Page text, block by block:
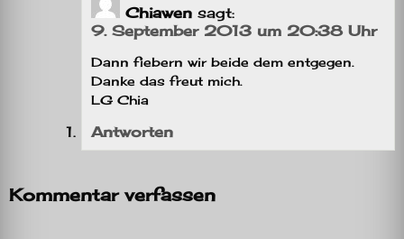
Chiawen sagt:
9. September 2013 um 20:38 Uhr
Dann fiebern wir beide dem entgegen.
Danke das freut mich.
LG Chia
Antworten
Kommentar verfassen